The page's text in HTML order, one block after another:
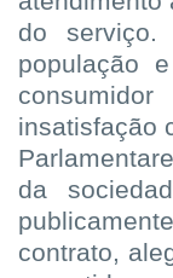
do serviço.
população
insatisfação
da
contrato,